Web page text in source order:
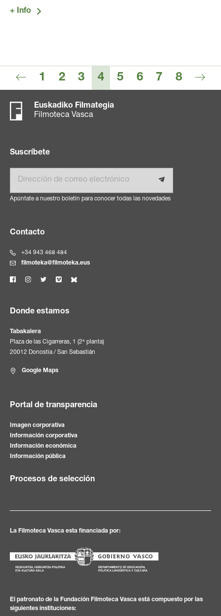
1 2 3 4 5 6 7 8
Euskadiko Filmategia
Filmoteca Vasca
Suscríbete
Apúntate a nuestro boletín para conocer todas las novedades
Contacto
+34 943 468 484
filmoteka@filmoteka.eus
Donde estamos
Tabakalera
Plaza de las Cigarreras, 1 (2ª planta)
20012 Donostia / San Sebastián
Google Maps
Portal de transparencia
Imagen corporativa
Información corporativa
Información económica
Información pública
Procesos de selección
La Filmoteca Vasca esta financiada por:
El patronato de la Fundación Filmoteca Vasca está compuesto por las
siguientes instituciones: